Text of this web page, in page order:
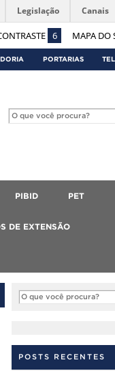
6 MAPA DO
Legislação Canais
PORTARIAS
PIBID PET
DE EXTENSÃO
POSTS RECENTES